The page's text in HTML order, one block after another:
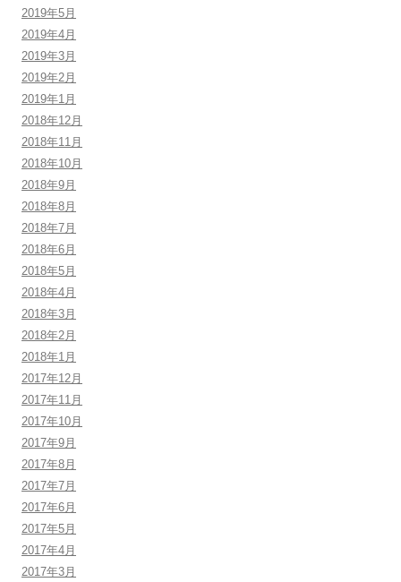
2019年5月
2019年4月
2019年3月
2019年2月
2019年1月
2018年12月
2018年11月
2018年10月
2018年9月
2018年8月
2018年7月
2018年6月
2018年5月
2018年4月
2018年3月
2018年2月
2018年1月
2017年12月
2017年11月
2017年10月
2017年9月
2017年8月
2017年7月
2017年6月
2017年5月
2017年4月
2017年3月